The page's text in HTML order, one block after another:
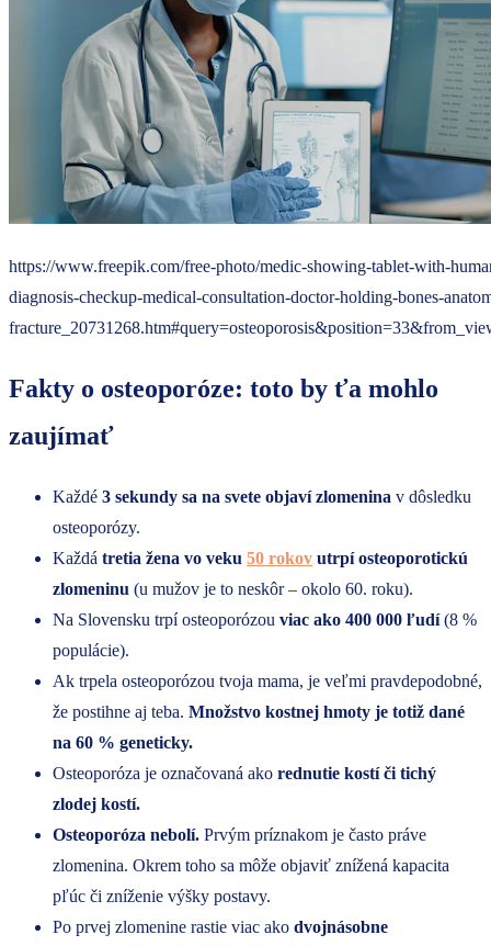
https://www.freepik.com/free-photo/medic-showing-tablet-with-
diagnosis-checkup-medical-consultation-doctor-holding-bones-
Fakty o osteoporóze: toto by ťa mohlo
zaujímať
Každé 3 sekundy sa na svete objaví zlomenina v dôsledku
osteoporózy.
Každá tretia žena vo veku 50 rokov utrpí osteoporotickú
zlomeninu (u mužov je to neskôr – okolo 60. roku).
Na Slovensku trpí osteoporózou viac ako 400 000 ľudí(8 %
populácie).
Ak trpela osteoporózou tvoja mama, je veľmi pravdepodobné,
že postihne aj teba. Množstvo kostnej hmoty je totiž dané
na 60 % geneticky.
Osteoporóza je označovaná ako rednutie kostí či tichý
zlodej kostí.
Osteoporóza nebolí. Prvým príznakom je často práve
zlomenina. Okrem toho sa môže objaviť znížená kapacita
pľúc či zníženie výšky postavy.
Po prvej zlomenine rastie viac ako dvojnásobne